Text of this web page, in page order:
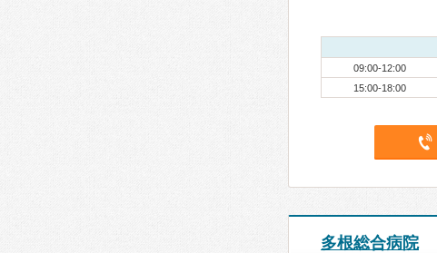
09:00-12:00
15:00-18:00
多根総合病院